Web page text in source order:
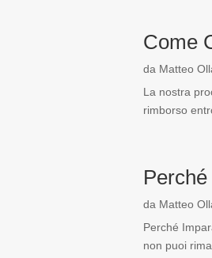
Come
da Matteo
La nostra
rimborso
da Matteo
Perché
non puoi